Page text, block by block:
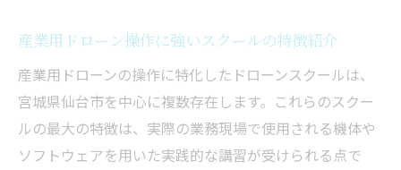
産業用ドローン操作に強いスクールの特徴紹介
産業用ドローンの操作に特化したドローンスクールは、
宮城県仙台市を中心に複数存在します。これらのスクー
ルの最大の特徴は、実際の業務現場で使用される機体や
ソフトウェアを用いた実践的な講習が受けられる点で